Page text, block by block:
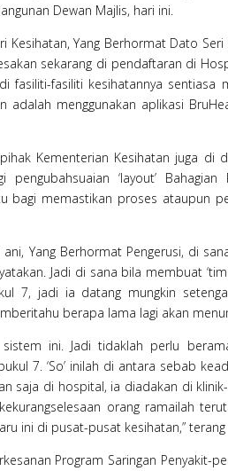
Dewan Majlis, hari ini.
Kesihatan, Yang Berhormat Dato
sekarang di pendaftaran di
fasiliti-fasiliti kesihatannya sentiasa
adalah menggunakan aplikasi
Kementerian Kesihatan juga di
‘layout’
bagi memastikan proses ataupun
Yang Berhormat Pengerusi, di
Jadi di sana bila membuat
7, jadi ia datang mungkin
berapa lama lagi akan
ini. Jadi tidaklah perlu
7. ‘So’ inilah di antara sebab
saja di hospital, ia diadakan di
orang ramailah
ini di pusat-pusat kesihatan,”
Program Saringan Penyakit-